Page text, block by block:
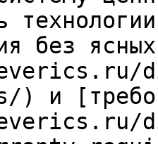
без
) и